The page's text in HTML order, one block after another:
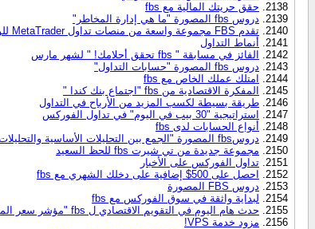
حقق حريتك المالية مع fbs
دروس fbs المصورة "ما هي إدارة المخاطر"
تقدم FBS مجموعة واسعة من منصات تداول MetaTrader للويندوز
أنماط التداول
الفائز في مسابقة " fbs تحقق أحلامك! " لشهر مارس
دروس fbs المصورة "حسابات التداول"
امتلك عملك الخاص مع fbs
المفكرة الاقتصادية من fbs "اجتماع بنك كندا "
طريقة بسيطة لكسب المزيد من الأرباح في التداول
استراتيجية "30 بيب في اليوم" في تداول الفوركس
أنواع الحسابات لدى fbs
دروسfbs المصورة "الجمع بين التحليلات الأساسية والتحليلات الفنية"
مجموعة جديدة من تي شيرت fbs للحظ السعيد
تداول الفوركس على الأخبار
احصل على 500$ إضافية على دخلك الشهري مع fbs
دروس FBS المصورة
لبداية واثقة في سوق الفوركس مع fbs
حدث هام اليوم في التقويم الاقتصادي ل fbs "مؤشر سعر المستهلك "
مزود خدمة VPS!